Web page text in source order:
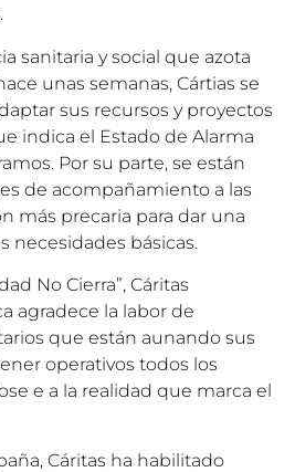
sanitaria y social que azota
unas semanas, Cártias se
sus recursos y proyectos
indica el Estado de Alarma
Por su parte, se están
de acompañamiento a las
más precaria para dar una
necesidades básicas.
No Cierra”, Cáritas
agradece la labor de
que están aunando sus
operativos todos los
e a la realidad que marca el
Cáritas ha habilitado